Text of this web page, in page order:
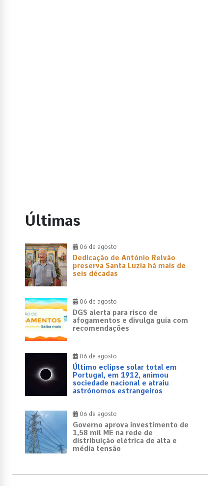
Últimas
06 de agosto
Dedicação de António Relvão
preserva Santa Luzia há mais de
seis décadas
06 de agosto
DGS alerta para risco de
afogamentos e divulga guia com
recomendações
06 de agosto
Último eclipse solar total em
Portugal, em 1912, animou
sociedade nacional e atraiu
astrónomos estrangeiros
06 de agosto
Governo aprova investimento de
1,58 mil ME na rede de
distribuição elétrica de alta e
média tensão